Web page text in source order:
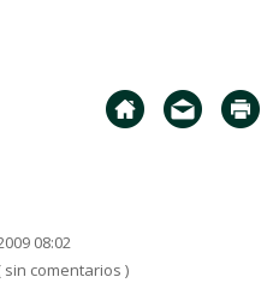
08:02
sin comentarios )